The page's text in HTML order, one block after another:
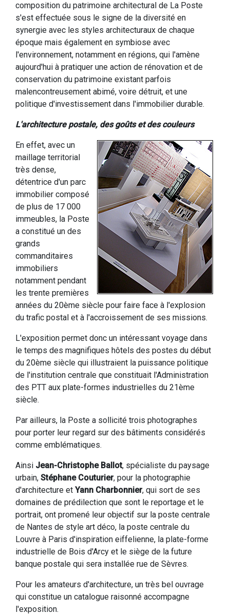
composition du patrimoine architectural de La Poste
s'est effectuée sous le signe de la diversité en
synergie avec les styles architecturaux de chaque
époque mais également en symbiose avec
l'environnement, notamment en régions, qui l'amène
aujourd'hui à pratiquer une action de rénovation et de
conservation du patrimoine existant parfois
malencontreusement abimé, voire détruit, et une
politique d'investissement dans l'immobilier durable.
L'architecture postale, des goûts et des couleurs
En effet, avec un
maillage territorial
très dense,
détentrice d'un parc
immobilier composé
de plus de 17 000
immeubles, la Poste
a constitué un des
grands
commanditaires
immobiliers
notamment pendant
les trente premières
années du 20ème siècle pour faire face à l'explosion
du trafic postal et à l'accroissement de ses missions.
L'exposition permet donc un intéressant voyage dans
le temps des magnifiques hôtels des postes du début
du 20ème siècle qui illustraient la puissance politique
de l'institution centrale que constituait l'Administration
des PTT aux plate-formes industrielles du 21ème
siècle.
Par ailleurs, la Poste a sollicité trois photographes
pour porter leur regard sur des bâtiments considérés
comme emblématiques.
Ainsi Jean-Christophe Ballot, spécialiste du paysage
urbain, Stéphane Couturier, pour la photographie
d'architecture et Yann Charbonnier, qui sort de ses
domaines de prédilection que sont le reportage et le
portrait, ont promené leur objectif sur la poste centrale
de Nantes de style art déco, la poste centrale du
Louvre à Paris d'inspiration eiffelienne, la plate-forme
industrielle de Bois d'Arcy et le siège de la future
banque postale qui sera installée rue de Sèvres.
Pour les amateurs d'architecture, un très bel ouvrage
qui constitue un catalogue raisonné accompagne
l'exposition.